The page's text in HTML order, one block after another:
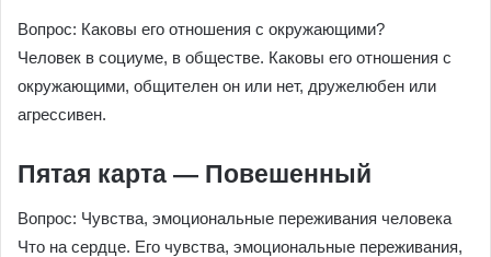
Вопрос: Каковы его отношения с окружающими?
Человек в социуме, в обществе. Каковы его отношения с
окружающими, общителен он или нет, дружелюбен или
агрессивен.
Пятая карта — Повешенный
Вопрос: Чувства, эмоциональные переживания человека
Что на сердце. Его чувства, эмоциональные переживания,